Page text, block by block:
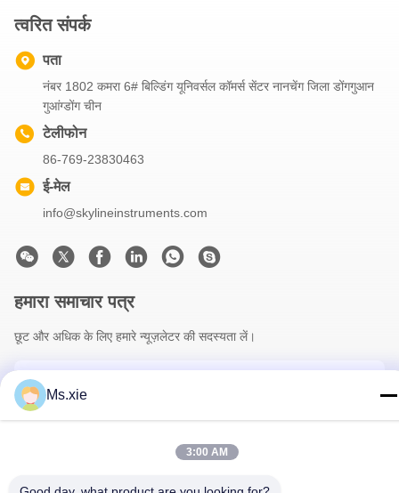
त्वरित संपर्क
पता
नंबर 1802 कमरा 6# बिल्डिंग यूनिवर्सल कॉमर्स सेंटर नानचेंग जिला डोंगगुआन
गुआंग्डोंग चीन
टेलीफोन
86-769-23830463
ई-मेल
info@skylineinstruments.com
हमारा समाचार पत्र
छूट और अधिक के लिए हमारे न्यूज़लेटर की सदस्यता लें।
Ms.xie
3:00 AM